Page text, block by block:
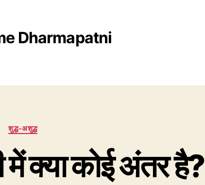
Dharmapatni
शुद्ध-अशुद्ध
में क्या कोई अंतर है?